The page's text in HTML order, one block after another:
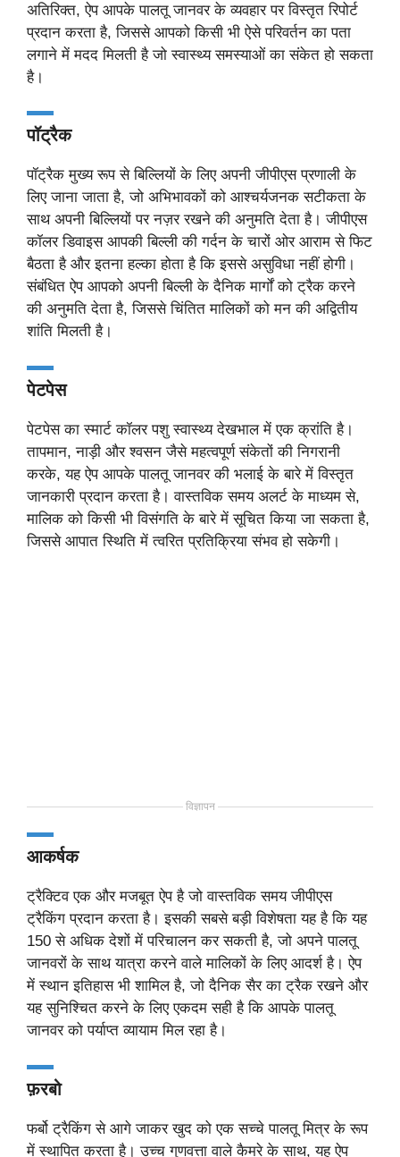
अतिरिक्त, ऐप आपके पालतू जानवर के व्यवहार पर विस्तृत रिपोर्ट
प्रदान करता है, जिससे आपको किसी भी ऐसे परिवर्तन का पता
लगाने में मदद मिलती है जो स्वास्थ्य समस्याओं का संकेत हो सकता
है।
पॉट्रैक
पॉट्रैक मुख्य रूप से बिल्लियों के लिए अपनी जीपीएस प्रणाली के
लिए जाना जाता है, जो अभिभावकों को आश्चर्यजनक सटीकता के
साथ अपनी बिल्लियों पर नज़र रखने की अनुमति देता है। जीपीएस
कॉलर डिवाइस आपकी बिल्ली की गर्दन के चारों ओर आराम से फिट
बैठता है और इतना हल्का होता है कि इससे असुविधा नहीं होगी।
संबंधित ऐप आपको अपनी बिल्ली के दैनिक मार्गों को ट्रैक करने
की अनुमति देता है, जिससे चिंतित मालिकों को मन की अद्वितीय
शांति मिलती है।
पेटपेस
पेटपेस का स्मार्ट कॉलर पशु स्वास्थ्य देखभाल में एक क्रांति है।
तापमान, नाड़ी और श्वसन जैसे महत्वपूर्ण संकेतों की निगरानी
करके, यह ऐप आपके पालतू जानवर की भलाई के बारे में विस्तृत
जानकारी प्रदान करता है। वास्तविक समय अलर्ट के माध्यम से,
मालिक को किसी भी विसंगति के बारे में सूचित किया जा सकता है,
जिससे आपात स्थिति में त्वरित प्रतिक्रिया संभव हो सकेगी।
विज्ञापन
आकर्षक
ट्रैक्टिव एक और मजबूत ऐप है जो वास्तविक समय जीपीएस
ट्रैकिंग प्रदान करता है। इसकी सबसे बड़ी विशेषता यह है कि यह
150 से अधिक देशों में परिचालन कर सकती है, जो अपने पालतू
जानवरों के साथ यात्रा करने वाले मालिकों के लिए आदर्श है। ऐप
में स्थान इतिहास भी शामिल है, जो दैनिक सैर का ट्रैक रखने और
यह सुनिश्चित करने के लिए एकदम सही है कि आपके पालतू
जानवर को पर्याप्त व्यायाम मिल रहा है।
फ़रबो
फर्बो ट्रैकिंग से आगे जाकर खुद को एक सच्चे पालतू मित्र के रूप
में स्थापित करता है। उच्च गुणवत्ता वाले कैमरे के साथ, यह ऐप